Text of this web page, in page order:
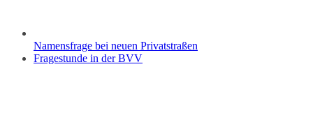
Namensfrage bei neuen Privatstraßen
Fragestunde in der BVV